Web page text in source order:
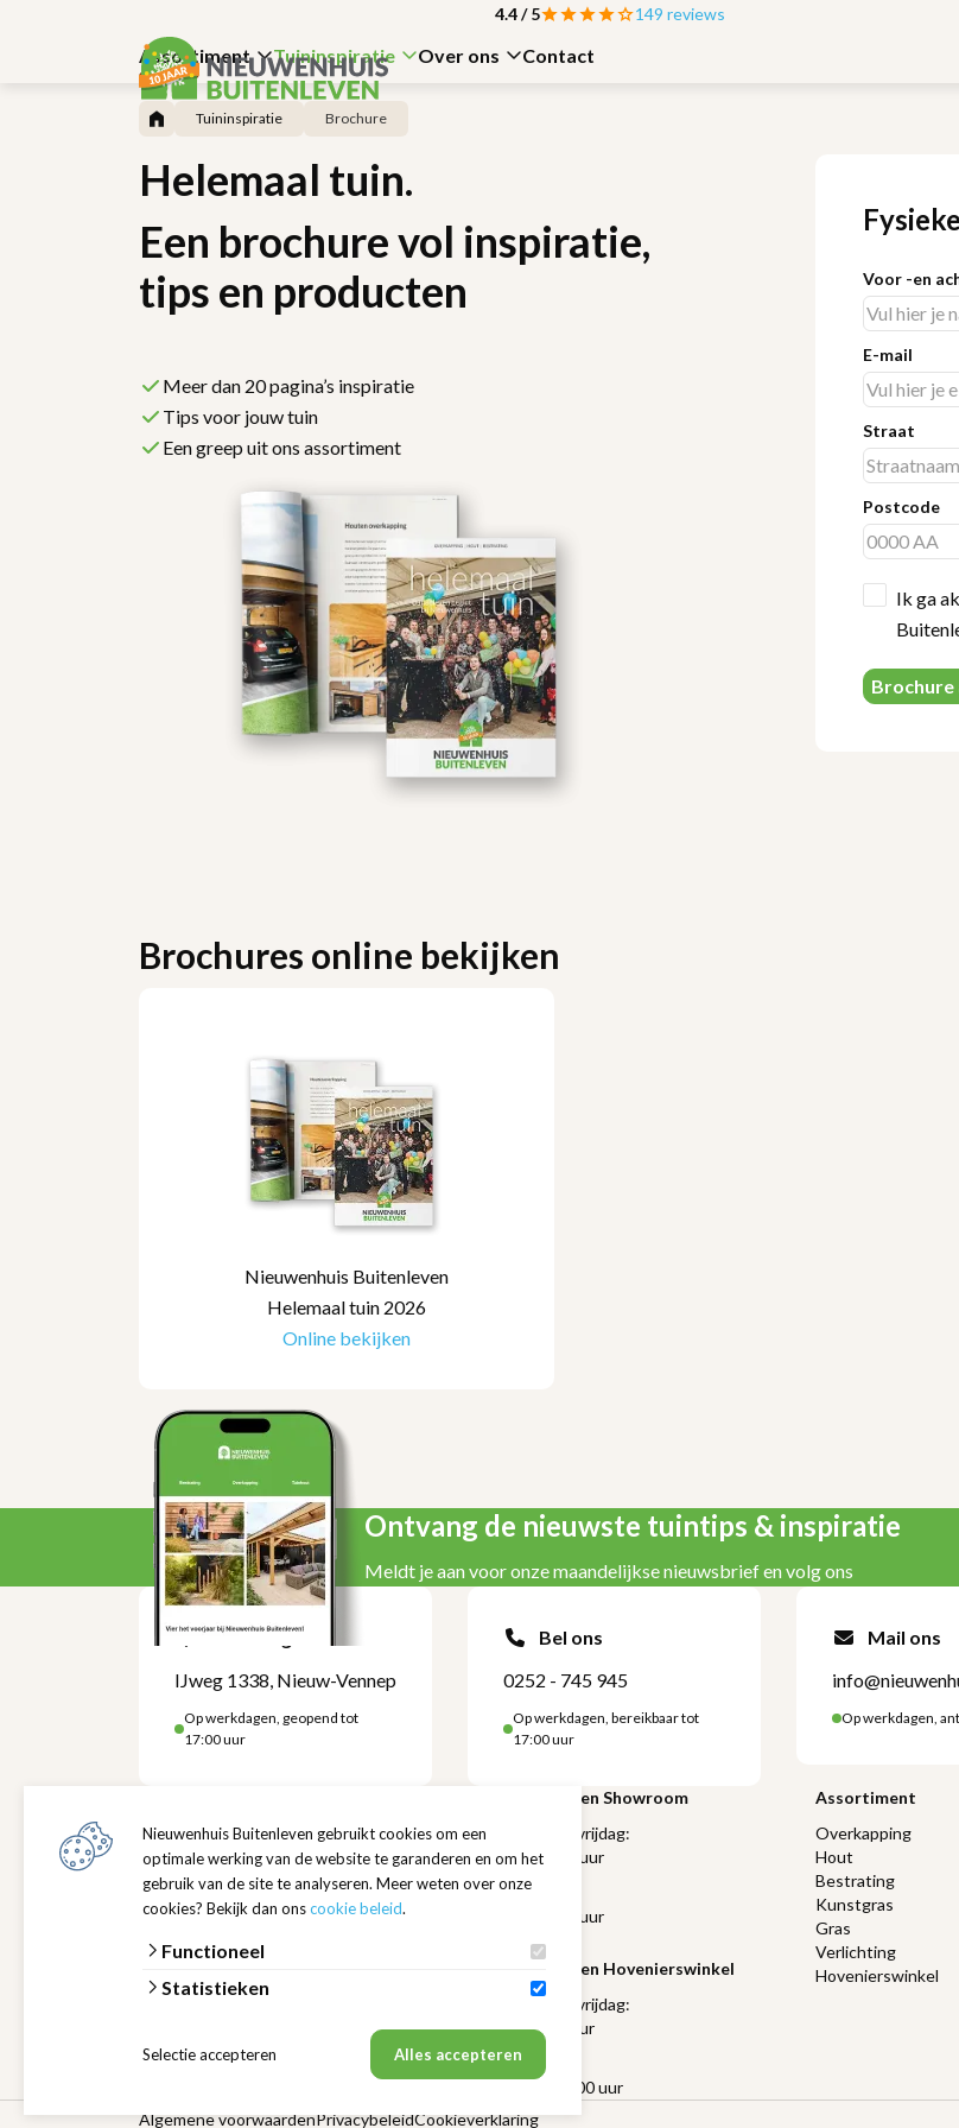
4.4/ 5 149 reviews
Assortiment Tuininspiratie Over ons Contact
Tuininspiratie Brochure
Helemaal tuin.
Een brochure vol inspiratie,
tips en producten
Meer dan 20 pagina’s inspiratie
Tips voor jouw tuin
Een greep uit ons assortiment
Voor -en
E-mail
Straat
Postcode
Ik ga
Brochure
Brochures online bekijken
Nieuwenhuis Buitenleven
Helemaal tuin 2026
Online bekijken
Ontvang de nieuwste tuintips & inspiratie
Meldt je aan voor onze maandelijkse nieuwsbrief en volg ons
Kom langs
IJweg 1338, Nieuw-Vennep
Op werkdagen, geopend tot
17:00 uur
Bel ons
0252 - 745 945
Op werkdagen, bereikbaar tot
17:00 uur
Mail ons
Op werkdagen,
IJweg 1338
2152 NA Nieuw-Vennep
Toon route
Vacatures
Openingstijden Showroom
Maandag t/m vrijdag:
08:00 - 17:00 uur
Zaterdag:
08:00 - 16:00 uur
Openingstijden Hovenierswinkel
Maandag t/m vrijdag:
7:00 - 17:00 uur
Zaterdag:
8:00 uur - 16:00 uur
Assortiment
Overkapping
Hout
Bestrating
Kunstgras
Gras
Verlichting
Hovenierswinkel
Algemene voorwaardenPrivacybeleidCookieverklaring
Nieuwenhuis Buitenleven gebruikt cookies om een
optimale werking van de website te garanderen en om het
gebruik van de site te analyseren. Meer weten over onze
cookies? Bekijk dan onscookie beleid.
Functioneel
Statistieken
Selectie accepteren Alles accepteren